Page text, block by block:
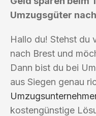
Umzugsgüter
Hallo du! Stehst du
nach Brest und
Dann bist du bei
aus Siegen genau
kostengünstige